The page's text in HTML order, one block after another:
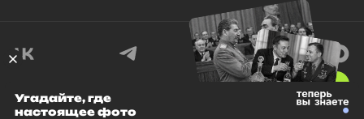
© 1999–2026 Все права защищены.
Угадайте, где
настоящее фото